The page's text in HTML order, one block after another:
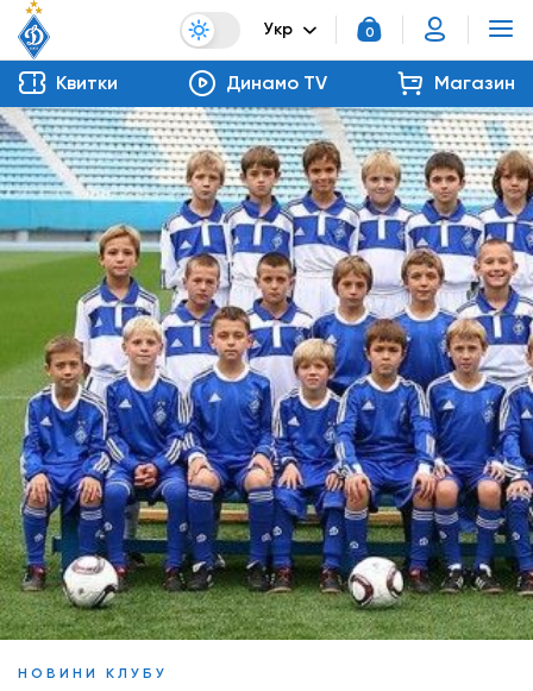
Укр 0
Квитки Динамо TV Магазин
НОВИНИ КЛУБУ